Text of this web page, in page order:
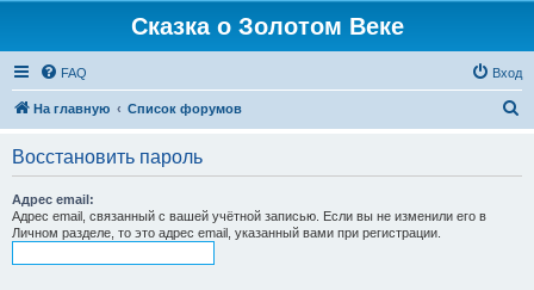
Сказка о Золотом Веке
FAQ Вход
На главную Список форумов
Восстановить пароль
Адрес email:
Адрес email, связанный с вашей учётной записью. Если вы не изменили его в
Личном разделе, то это адрес email, указанный вами при регистрации.